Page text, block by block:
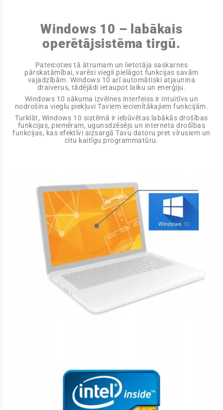
Windows 10 – labākais
operētājsistēma tirgū.
Pateicoties tā ātrumam un lietotāja saskarnes
pārskatāmībai, varēsi viegli pielāgot funkcijas savām
vajadzībām. Windows 10 arī automātiski atjaunina
draiverus, tādējādi ietaupot laiku un enerģiju.
Windows 10 sākuma izvēlnes interfeiss ir intuitīvs un
nodrošina vieglu piekļuvi Taviem iecienītākajiem funkcijām.
Turklāt, Windows 10 sistēmā ir iebūvētas labākās drošības
funkcijas, piemēram, ugunsdzēsējs un interneta drošības
funkcijas, kas efektīvi aizsargā Tavu datoru pret vīrusiem un
citu kaitīgu programmatūru.